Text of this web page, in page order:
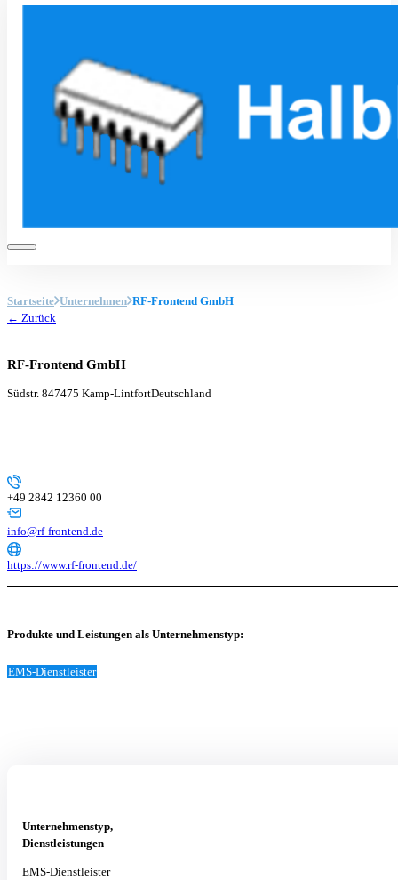
Startseite Unternehmen RF-Frontend GmbH
← Zurück
RF-Frontend GmbH
Südstr. 847475 Kamp-LintfortDeutschland
+49 2842 12360 00
info@rf-frontend.de
https://www.rf-frontend.de/
Produkte und Leistungen als Unternehmenstyp:
EMS-Dienstleister
Unternehmenstyp,
Dienstleistungen
EMS-Dienstleister